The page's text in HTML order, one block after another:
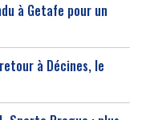
à Getafe pour un
à Décines, le